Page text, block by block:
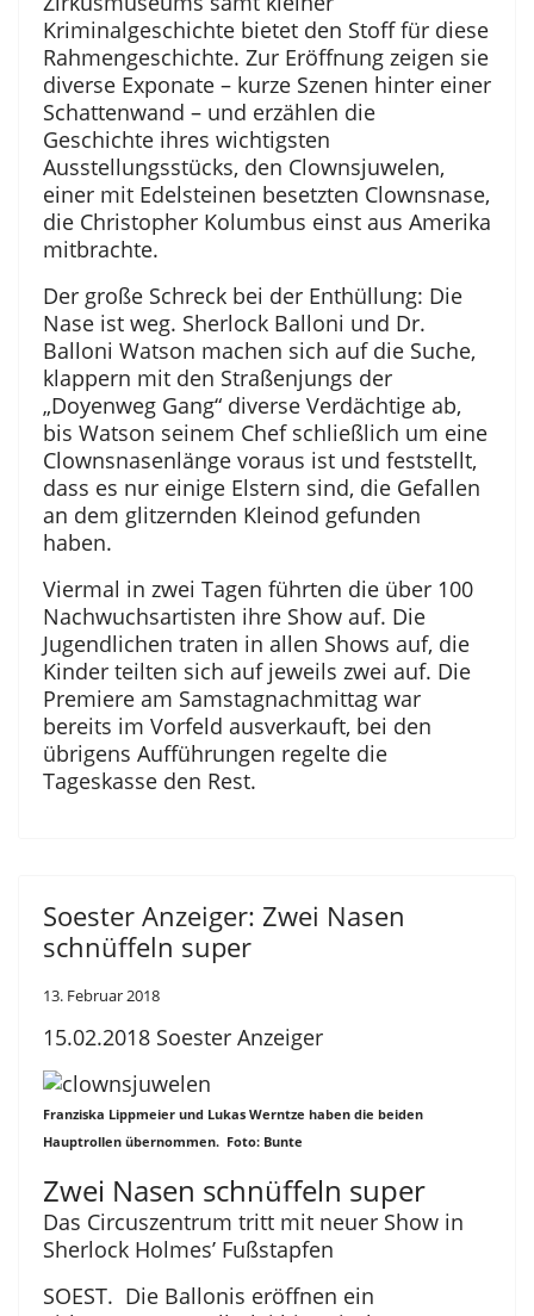
Kriminalgeschichte bietet den Stoff für diese
Rahmengeschichte. Zur Eröffnung zeigen sie
diverse Exponate – kurze Szenen hinter einer
Schattenwand – und erzählen die
Geschichte ihres wichtigsten
Ausstellungsstücks, den Clownsjuwelen,
einer mit Edelsteinen besetzten Clownsnase,
die Christopher Kolumbus einst aus Amerika
mitbrachte.
Der große Schreck bei der Enthüllung: Die
Nase ist weg. Sherlock Balloni und Dr.
Balloni Watson machen sich auf die Suche,
klappern mit den Straßenjungs der
„Doyenweg Gang“ diverse Verdächtige ab,
bis Watson seinem Chef schließlich um eine
Clownsnasenlänge voraus ist und feststellt,
dass es nur einige Elstern sind, die Gefallen
an dem glitzernden Kleinod gefunden
haben.
Viermal in zwei Tagen führten die über 100
Nachwuchsartisten ihre Show auf. Die
Jugendlichen traten in allen Shows auf, die
Kinder teilten sich auf jeweils zwei auf. Die
Premiere am Samstagnachmittag war
bereits im Vorfeld ausverkauft, bei den
übrigens Aufführungen regelte die
Tageskasse den Rest.
Soester Anzeiger: Zwei Nasen
schnüffeln super
13. Februar 2018
15.02.2018 Soester Anzeiger
Franziska Lippmeier und Lukas Werntze haben die beiden
Hauptrollen übernommen. Foto: Bunte
Zwei Nasen schnüffeln super
Das Circuszentrum tritt mit neuer Show in
Sherlock Holmes’ Fußstapfen
SOEST. Die Ballonis eröffnen ein